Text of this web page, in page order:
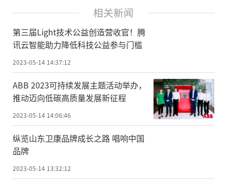
相关新闻
第三届Light技术公益创造营收官！腾
讯云智能助力降低科技公益参与门槛
2023-05-14 14:37:12
ABB 2023可持续发展主题活动举办，
推动迈向低碳高质量发展新征程
2023-05-14 14:06:46
纵览山东卫康品牌成长之路 唱响中国
品牌
2023-05-14 13:32:12